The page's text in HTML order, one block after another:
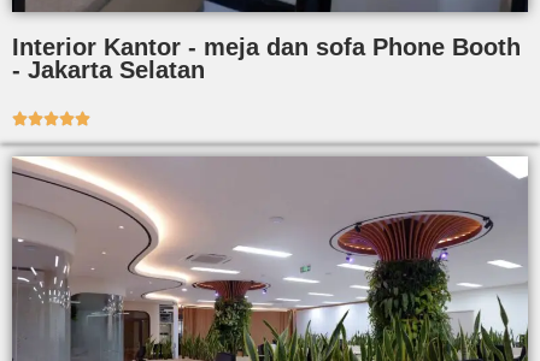
Interior Kantor - meja dan sofa Phone Booth
- Jakarta Selatan
